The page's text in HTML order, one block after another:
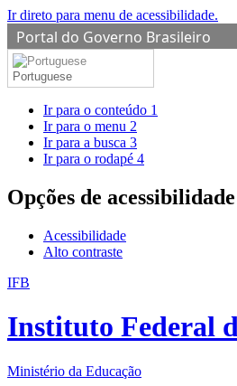
Ir direto para menu de acessibilidade.
Portal do Governo Brasileiro
Portuguese
Ir para o conteúdo 1
Ir para o menu 2
Ir para a busca 3
Ir para o rodapé 4
Opções de acessibilidade
Acessibilidade
Alto contraste
IFB
Instituto Federal
Ministério da Educação